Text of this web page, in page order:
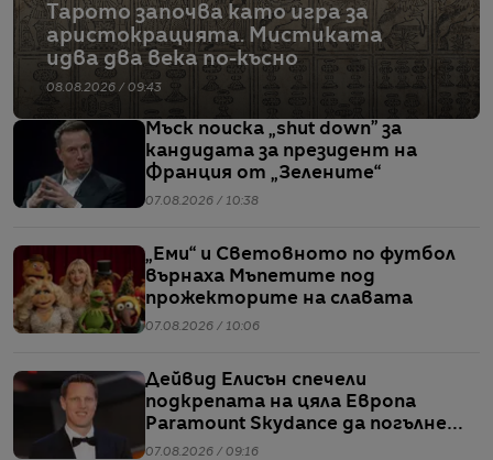
Тарото започва като игра за
аристокрацията. Мистиката
идва два века по-късно
08.08.2026 / 09:43
Мъск поиска „shut down” за
кандидата за президент на
Франция от „Зелените“
07.08.2026 / 10:38
„Еми“ и Световното по футбол
върнаха Мъпетите под
прожекторите на славата
07.08.2026 / 10:06
Дейвид Елисън спечели
подкрепата на цяла Европа
Paramount Skydance да погълне
WBD
07.08.2026 / 09:16